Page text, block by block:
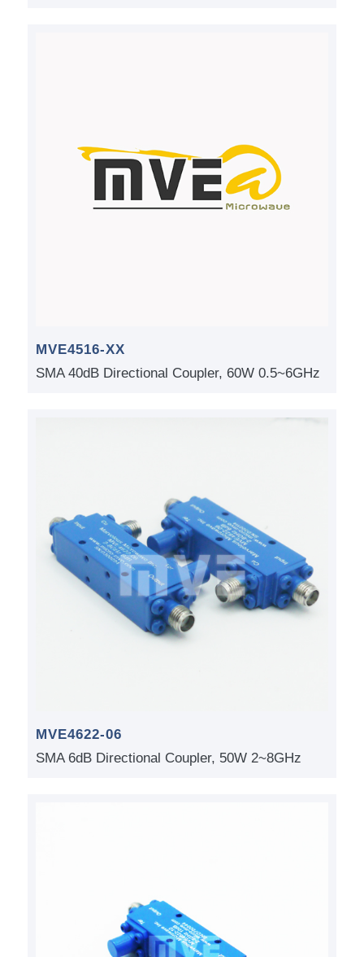
MVE4516-XX
SMA 40dB Directional Coupler, 60W 0.5~6GHz
MVE4622-06
SMA 6dB Directional Coupler, 50W 2~8GHz